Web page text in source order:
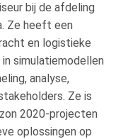
bij de afdeling
Ze heeft een
en logistieke
simulatiemodellen
analyse,
Ze is
2020-projecten
oplossingen op